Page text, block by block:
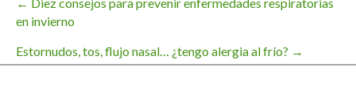
Navegación
de
en invierno
Estornudos, tos, flujo nasal… ¿tengo alergia al frío? →